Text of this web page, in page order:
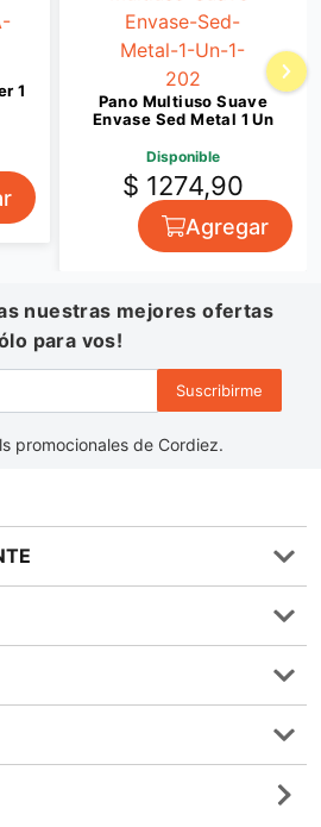
1
Pano Multiuso Suave
Envase Sed Metal 1 Un
Disponible
$ 1274,90
Agregar
nuestras mejores ofertas
para vos!
Suscribirme
promocionales de Cordiez.
de Sorteos